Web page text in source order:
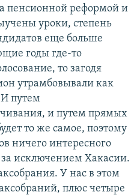
пенсионной реформой и
уроки, степень
еще больше
годы где-то
то загодя
утрамбовывали как
путем
и путем прямых
то же самое, поэтому
ничего интересного
за исключением Хакасии.
У нас в этом
плюс четыре